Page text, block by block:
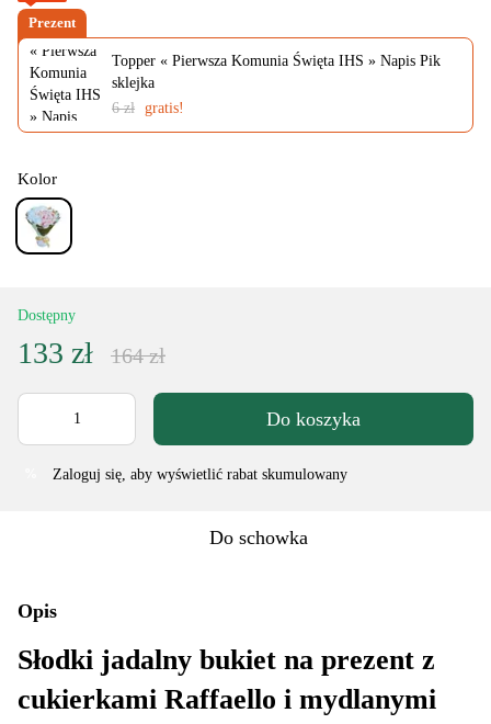
Prezent
Topper « Pierwsza Komunia Święta IHS » Napis Pik
sklejka
6 zł
gratis!
Kolor
Dostępny
133 zł 164 zł
Do koszyka
Zaloguj się , aby wyświetlić rabat skumulowany
Do schowka
Opis
Słodki jadalny bukiet na prezent z
cukierkami Raffaello i mydlanymi